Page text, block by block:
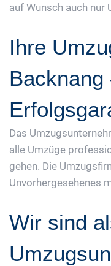
auf Wunsch auch nur
Ihre
Backnang
Das
alle Umzüge
gehen. Die
Unvorhergesehenes
Wir sind